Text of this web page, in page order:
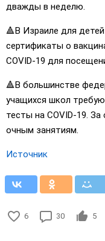
дважды в неделю.
🔺В Израиле для
сертификаты о
COVID-19 для
🔺В большинстве
учащихся школ
тесты на COVID-19.
очным занятиям.
Источник
6 30 5